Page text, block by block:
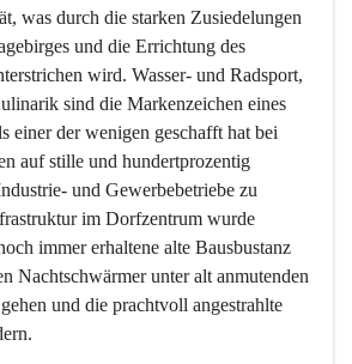
was durch die starken Zusiedelungen
und die Errichtung des
wird. Wasser- und Radsport,
sind die Markenzeichen eines
einer der wenigen geschafft hat bei
auf stille und hundertprozentig
und Gewerbebetriebe zu
im Dorfzentrum wurde
immer erhaltene alte Bausbustanz
Nachtschwärmer unter alt anmutenden
und die prachtvoll angestrahlte